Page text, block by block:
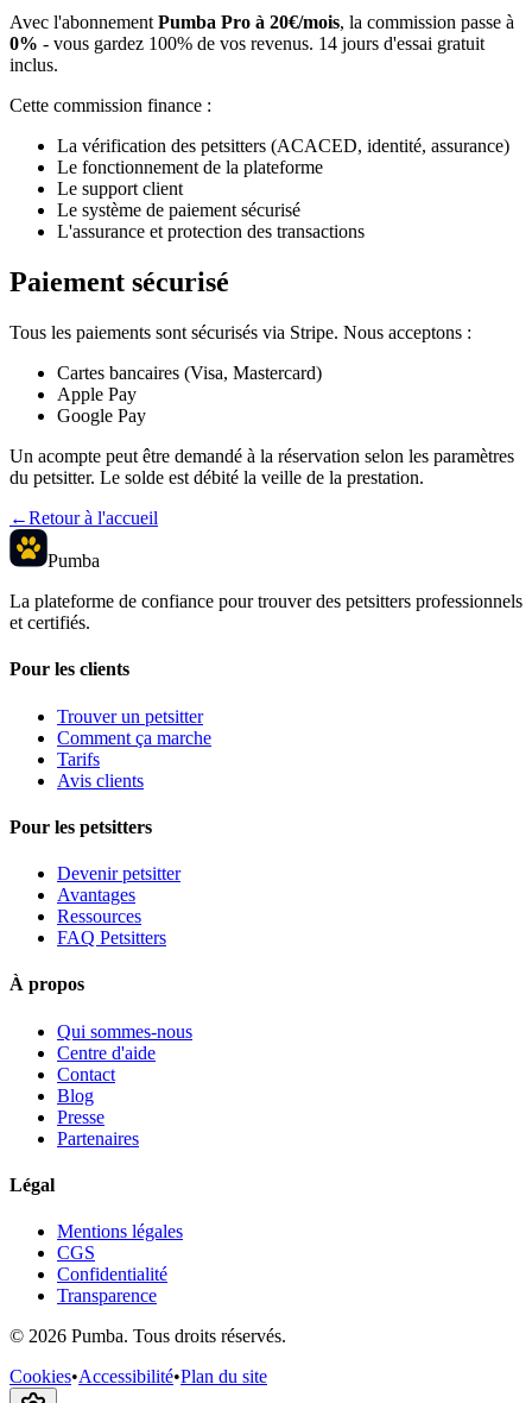
Avec l'abonnement Pumba Pro à 20€/mois, la commission passe à
0% - vous gardez 100% de vos revenus. 14 jours d'essai gratuit
inclus.
Cette commission finance :
La vérification des petsitters (ACACED, identité, assurance)
Le fonctionnement de la plateforme
Le support client
Le système de paiement sécurisé
L'assurance et protection des transactions
Paiement sécurisé
Tous les paiements sont sécurisés via Stripe. Nous acceptons :
Cartes bancaires (Visa, Mastercard)
Apple Pay
Google Pay
Un acompte peut être demandé à la réservation selon les paramètres
du petsitter. Le solde est débité la veille de la prestation.
←Retour à l'accueil
Pumba
La plateforme de confiance pour trouver des petsitters professionnels
et certifiés.
Pour les clients
Trouver un petsitter
Comment ça marche
Tarifs
Avis clients
Pour les petsitters
Devenir petsitter
Avantages
Ressources
FAQ Petsitters
À propos
Qui sommes-nous
Centre d'aide
Contact
Blog
Presse
Partenaires
Légal
Mentions légales
CGS
Confidentialité
Transparence
© 2026 Pumba. Tous droits réservés.
Cookies•Accessibilité•Plan du site